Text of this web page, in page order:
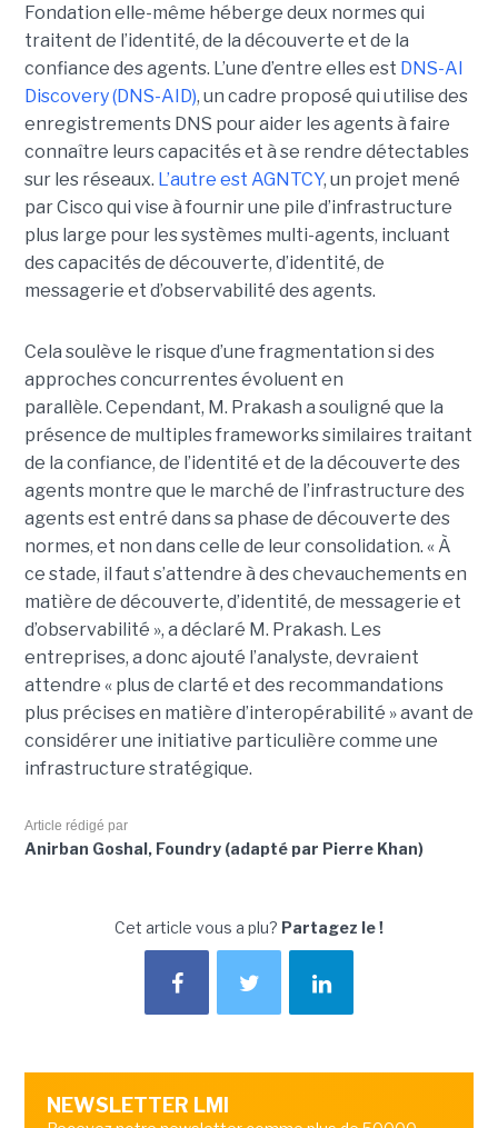
Fondation elle-même héberge deux normes qui
traitent de l’identité, de la découverte et de la
confiance des agents. L’une d’entre elles est DNS-AI
Discovery (DNS-AID), un cadre proposé qui utilise des
enregistrements DNS pour aider les agents à faire
connaître leurs capacités et à se rendre détectables
sur les réseaux. L’autre est AGNTCY, un projet mené
par Cisco qui vise à fournir une pile d’infrastructure
plus large pour les systèmes multi-agents, incluant
des capacités de découverte, d’identité, de
messagerie et d’observabilité des agents.
Cela soulève le risque d’une fragmentation si des
approches concurrentes évoluent en
parallèle. Cependant, M. Prakash a souligné que la
présence de multiples frameworks similaires traitant
de la confiance, de l’identité et de la découverte des
agents montre que le marché de l’infrastructure des
agents est entré dans sa phase de découverte des
normes, et non dans celle de leur consolidation. « À
ce stade, il faut s’attendre à des chevauchements en
matière de découverte, d’identité, de messagerie et
d’observabilité », a déclaré M. Prakash. Les
entreprises, a donc ajouté l’analyste, devraient
attendre « plus de clarté et des recommandations
plus précises en matière d’interopérabilité » avant de
considérer une initiative particulière comme une
infrastructure stratégique.
Article rédigé par
Anirban Goshal, Foundry (adapté par Pierre Khan)
Cet article vous a plu? Partagez le !
NEWSLETTER LMI